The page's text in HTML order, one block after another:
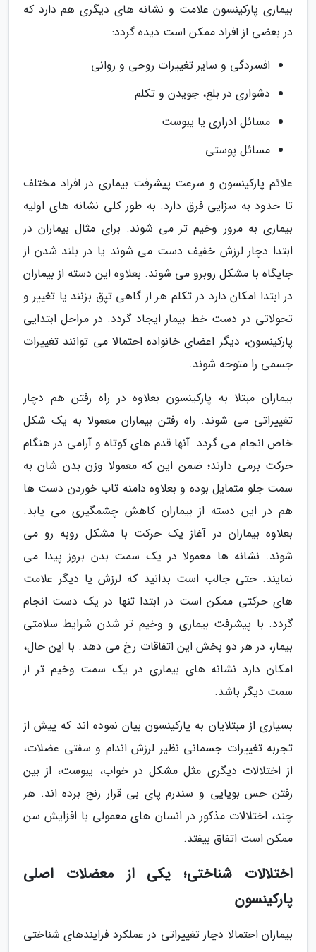
بیماری پارکینسون علامت و نشانه های دیگری هم دارد که
در بعضی از افراد ممکن است دیده گردد:
افسردگی و سایر تغییرات روحی و روانی
دشواری در بلع، جویدن و تکلم
مسائل ادراری یا یبوست
مسائل پوستی
علائم پارکینسون و سرعت پیشرفت بیماری در افراد مختلف
تا حدود به سزایی فرق دارد. به طور کلی نشانه های اولیه
بیماری به مرور وخیم تر می شوند. برای مثال بیماران در
ابتدا دچار لرزش خفیف دست می شوند یا در بلند شدن از
جایگاه با مشکل روبرو می شوند. بعلاوه این دسته از بیماران
در ابتدا امکان دارد در تکلم هر از گاهی تپق بزنند یا تغییر و
تحولاتی در دست خط بیمار ایجاد گردد. در مراحل ابتدایی
پارکینسون، دیگر اعضای خانواده احتمالا می توانند تغییرات
جسمی را متوجه شوند.
بیماران مبتلا به پارکینسون بعلاوه در راه رفتن هم دچار
تغییراتی می شوند. راه رفتن بیماران معمولا به یک شکل
خاص انجام می گردد. آنها قدم های کوتاه و آرامی در هنگام
حرکت برمی دارند؛ ضمن این که معمولا وزن بدن شان به
سمت جلو متمایل بوده و بعلاوه دامنه تاب خوردن دست ها
هم در این دسته از بیماران کاهش چشمگیری می یابد.
بعلاوه بیماران در آغاز یک حرکت با مشکل روبه رو می
شوند. نشانه ها معمولا در یک سمت بدن بروز پیدا می
نمایند. حتی جالب است بدانید که لرزش یا دیگر علامت
های حرکتی ممکن است در ابتدا تنها در یک دست انجام
گردد. با پیشرفت بیماری و وخیم تر شدن شرایط سلامتی
بیمار، در هر دو بخش این اتفاقات رخ می دهد. با این حال،
امکان دارد نشانه های بیماری در یک سمت وخیم تر از
سمت دیگر باشد.
بسیاری از مبتلایان به پارکینسون بیان نموده اند که پیش از
تجربه تغییرات جسمانی نظیر لرزش اندام و سفتی عضلات،
از اختلالات دیگری مثل مشکل در خواب، یبوست، از بین
رفتن حس بویایی و سندرم پای بی قرار رنج برده اند. هر
چند، اختلالات مذکور در انسان های معمولی با افزایش سن
ممکن است اتفاق بیفتد.
اختلالات شناختی؛ یکی از معضلات اصلی
پارکینسون
بیماران احتمالا دچار تغییراتی در عملکرد فرایندهای شناختی